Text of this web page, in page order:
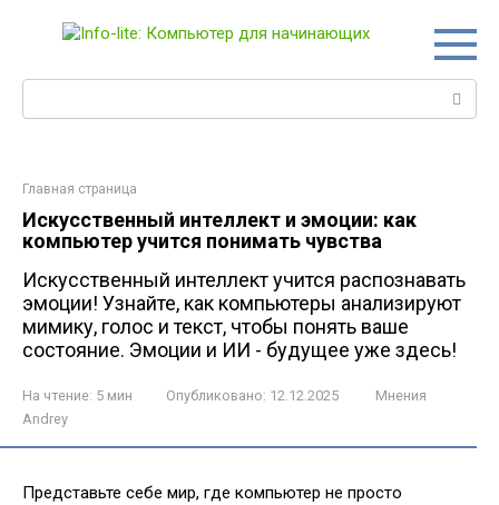
Главная страница
Искусственный интеллект и эмоции: как
компьютер учится понимать чувства
Искусственный интеллект учится распознавать
эмоции! Узнайте, как компьютеры анализируют
мимику, голос и текст, чтобы понять ваше
состояние. Эмоции и ИИ - будущее уже здесь!
На чтение: 5 мин Опубликовано: 12.12.2025
Мнения
Andrey
Представьте себе мир, где компьютер не просто